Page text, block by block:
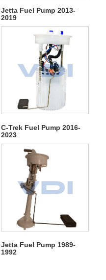
Jetta Fuel Pump 2013-
2019
C-Trek Fuel Pump 2016-
2023
Jetta Fuel Pump 1989-
1992